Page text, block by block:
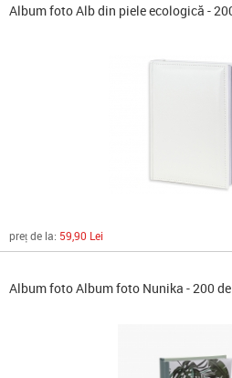
Album foto Alb din piele ecologică -
preț de la: 59,90 Lei
Album foto Album foto Nunika - 200